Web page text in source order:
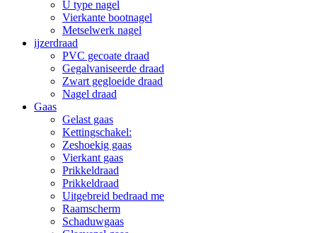
U type nagel
Vierkante bootnagel
Metselwerk nagel
ijzerdraad
PVC gecoate draad
Gegalvaniseerde draad
Zwart gegloeide draad
Nagel draad
Gaas
Gelast gaas
Kettingschakel:
Zeshoekig gaas
Vierkant gaas
Prikkeldraad
Prikkeldraad
Uitgebreid bedraad me
Raamscherm
Schaduwgaas